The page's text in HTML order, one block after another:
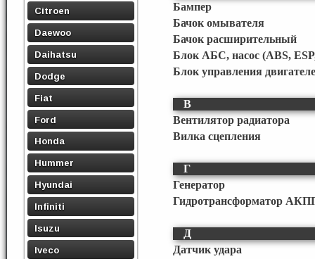
Citroen
Daewoo
Daihatsu
Dodge
Fiat
Ford
Honda
Hummer
Hyundai
Infiniti
Isuzu
Iveco
Бампер
Бачок омывателя
Бачок расширительный
Блок АБС, насос (ABS,
Блок управления
В
Вентилятор радиатора
Вилка сцепления
Г
Генератор
Гидротрансформатор
Д
Датчик удара